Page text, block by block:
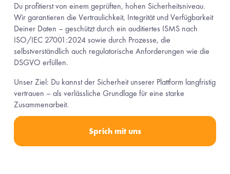
Du profitierst von einem geprüften, hohen Sicherheitsniveau.
Wir garantieren die Vertraulichkeit, Integrität und Verfügbarkeit
Deiner Daten – geschützt durch ein auditiertes ISMS nach
ISO/IEC 27001:2024 sowie durch Prozesse, die
selbstverständlich auch regulatorische Anforderungen wie die
DSGVO erfüllen.
Unser Ziel: Du kannst der Sicherheit unserer Plattform langfristig
vertrauen – als verlässliche Grundlage für eine starke
Zusammenarbeit.
Sprich mit uns